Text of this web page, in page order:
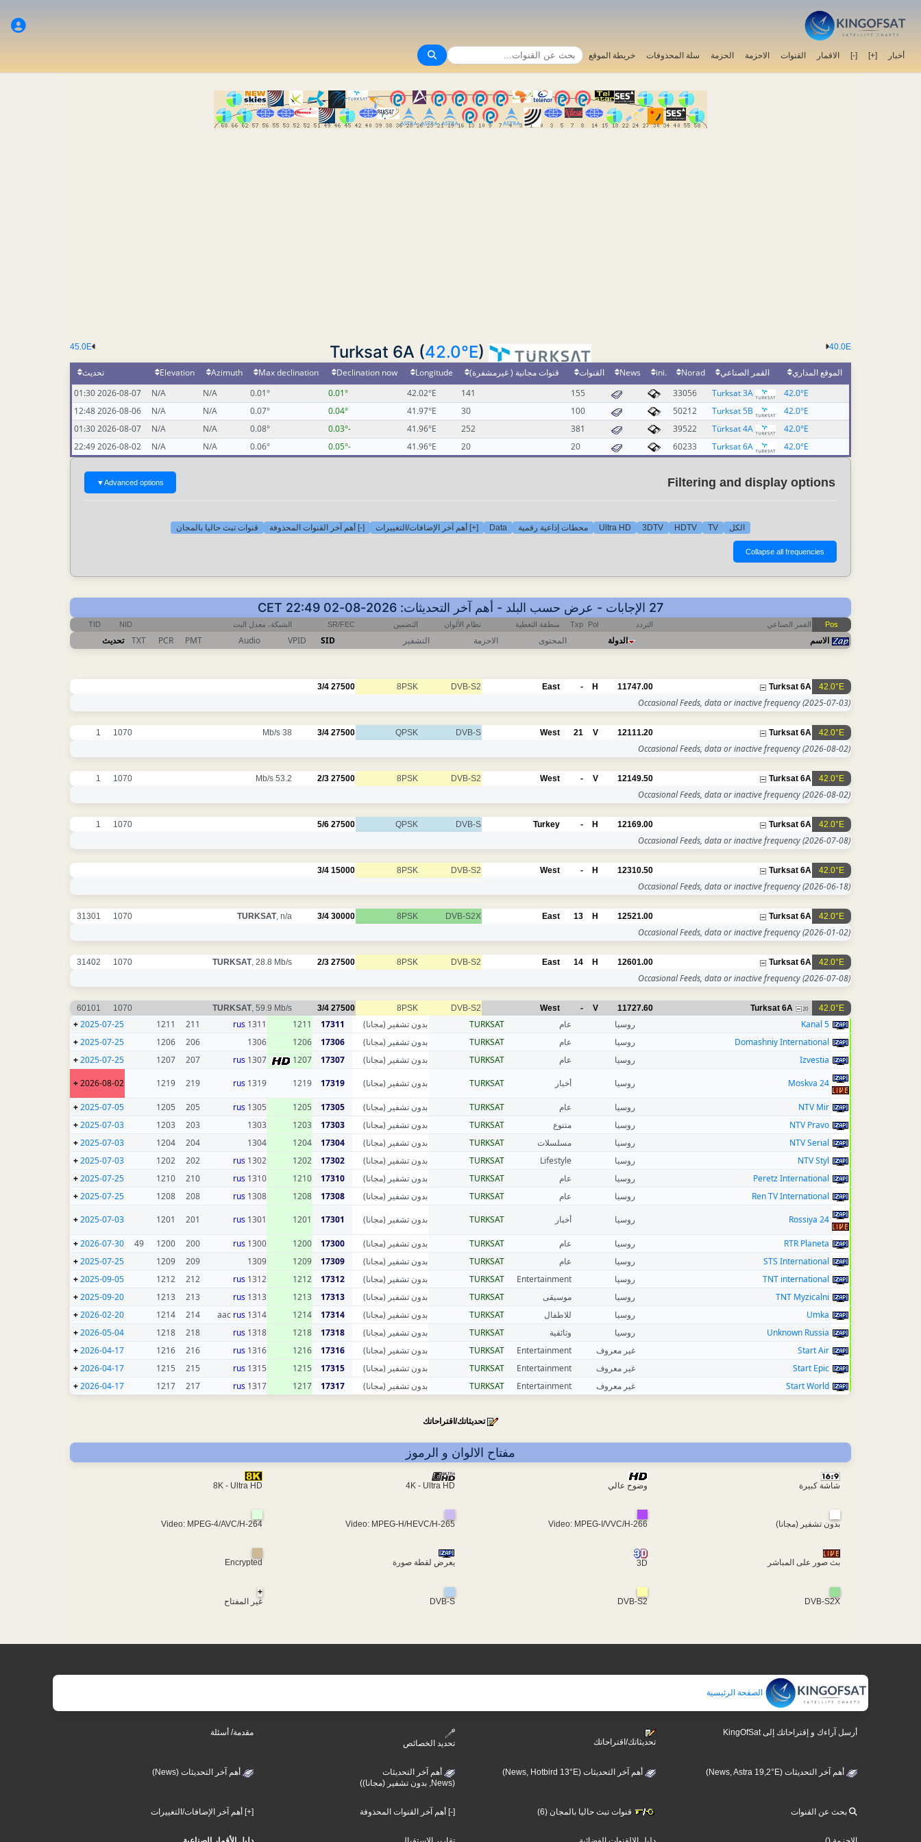
أخبار [+]
[-] الاقمار القنوات الاحزمة الحزمة سلة المحذوفات خريطة الموقع
40.0E
45.0E 42.0°E)
الموقع المداري القمر الصناعي Norad
.ini
News القنوات قنوات مجانية ( غيرمشفرة) Longitude
Declination now
Max declination
Azimuth
Elevation
تحديث
42.0°E
Turksat 3A
33056
155
141
42.02°E
0.01°
0.01°
N/A
N/A
2026-08-07 01:30
42.0°E
Turksat 5B
50212
100
30
41.97°E
0.04°
0.07°
N/A
N/A
2026-08-06 12:48
42.0°E
Türksat 4A
39522
381
252
41.96°E
-0.03°
0.08°
N/A
N/A
2026-08-07 01:30
42.0°E
Turksat 6A
60233
20
20
41.96°E
-0.05°
0.06°
N/A
N/A
2026-08-02 22:49
Filtering and display options
Advanced options
▼
الكل TV
HDTV
3DTV
Ultra HD محطات إذاعية رقمية Data [+] أهم آخر الإضافات/التغييرات [-] أهم آخر القنوات المحذوفة قنوات تبث حاليا بالمجان
27 الإجابات - عرض حسب البلد - أهم آخر التحديثات: 2026-08-02 22:49 CET
Pos القمر الصناعي التردد Pol
Txp منطقة التغطية نظام الألوان التضمين SR/FEC الشبكة، معدل البت NID
TID
الاسم الدولة المحتوى الاحزمة التشفير SID
VPID
Audio
PMT
PCR
TXT تحديث
42.0°E
Turksat 6A
11747.00
H
-
East
DVB-S2
8PSK
27500
3/4
Occasional Feeds, data or inactive frequency(2025-07-03)
42.0°E
Turksat 6A
12111.20
V
21
West
DVB-S
QPSK
27500
3/4
38 Mb/s
1070
1
Occasional Feeds, data or inactive frequency(2026-08-02)
42.0°E
Turksat 6A
12149.50
V
-
West
DVB-S2
8PSK
27500
2/3
53.2 Mb/s
1070
1
Occasional Feeds, data or inactive frequency(2026-08-02)
42.0°E
Turksat 6A
12169.00
H
-
Turkey
DVB-S
QPSK
27500
5/6
1070
1
Occasional Feeds, data or inactive frequency(2026-07-08)
42.0°E
Turksat 6A
12310.50
H
-
West
DVB-S2
8PSK
15000
3/4
Occasional Feeds, data or inactive frequency(2026-06-18)
42.0°E
Turksat 6A
12521.00
H
13
East
DVB-S2X
8PSK
30000
3/4
TURKSAT, n/a
1070
31301
Occasional Feeds, data or inactive frequency(2026-01-02)
42.0°E
Turksat 6A
12601.00
H
14
East
DVB-S2
8PSK
27500
2/3
TURKSAT, 28.8 Mb/s
1070
31402
Occasional Feeds, data or inactive frequency(2026-07-08)
42.0°E
Turksat 6A 20
11727.60
V
-
West
DVB-S2
8PSK
27500
3/4
TURKSAT, 59.9 Mb/s
1070
60101
5 Kanal روسيا عام TURKSAT بدون تشفير (مجانا) 17311
1211
1311
rus
211
1211
2025-07-25
+
Domashniy International
روسيا عام TURKSAT بدون تشفير (مجانا) 17306
1206
1306
206
1206
2025-07-25
+
Izvestia
روسيا عام TURKSAT بدون تشفير (مجانا) 17307
1207
1307
rus
207
1207
2025-07-25
+
Moskva 24
روسيا أخبار TURKSAT بدون تشفير (مجانا) 17319
1219
1319
rus
219
1219
2026-08-02
+
NTV Mir روسيا عام TURKSAT بدون تشفير (مجانا) 17305
1205
1305
rus
205
1205
2025-07-05
+
NTV Pravo
روسيا متنوع TURKSAT بدون تشفير (مجانا) 17303
1203
1303
203
1203
2025-07-03
+
NTV Serial
روسيا مسلسلات TURKSAT بدون تشفير (مجانا) 17304
1204
1304
204
1204
2025-07-03
+
NTV Styl
روسيا Lifestyle
TURKSAT بدون تشفير (مجانا) 17302
1202
1302
rus
202
1202
2025-07-03
+
Peretz International
روسيا عام TURKSAT بدون تشفير (مجانا) 17310
1210
1310
rus
210
1210
2025-07-25
+
Ren TV International
روسيا عام TURKSAT بدون تشفير (مجانا) 17308
1208
1308
rus
208
1208
2025-07-25
+
Rossiya 24
روسيا أخبار TURKSAT بدون تشفير (مجانا) 17301
1201
1301
rus
201
1201
2025-07-03
+
RTR Planeta روسيا عام TURKSAT بدون تشفير (مجانا) 17300
1200
1300
rus
200
1200
49
2026-07-30
+
STS International
روسيا عام TURKSAT بدون تشفير (مجانا) 17309
1209
1309
209
1209
2025-07-25
+
TNT international
روسيا Entertainment
TURKSAT بدون تشفير (مجانا) 17312
1212
1312
rus
212
1212
2025-09-05
+
TNT Myzicalni
روسيا موسيقى TURKSAT بدون تشفير (مجانا) 17313
1213
1313
rus
213
1213
2025-09-20
+
Umka
روسيا للاطفال TURKSAT بدون تشفير (مجانا) 17314
1214
1314 aac
rus
214
1214
2026-02-20
+
Unknown Russia
روسيا وثائقية TURKSAT بدون تشفير (مجانا) 17318
1218
1318
rus
218
1218
2026-05-04
+
Start Air
غير معروف Entertainment
TURKSAT بدون تشفير (مجانا) 17316
1216
1316
rus
216
1216
2026-04-17
+
Start Epic
غير معروف Entertainment
TURKSAT بدون تشفير (مجانا) 17315
1215
1315
rus
215
1215
2026-04-17
+
Start World
غير معروف Entertainment
TURKSAT بدون تشفير (مجانا) 17317
1217
1317
rus
217
1217
2026-04-17
+
تحديثاتك/اقتراحاتك
مفتاح الالوان و الرموز
8K - Ultra HD 4K - Ultra HD وضوح عالي شاشة كبيرة
Video: MPEG-4/AVC/H-264 Video: MPEG-H/HEVC/H-265 Video: MPEG-I/VVC/H-266 بدون تشفير (مجانا)
Encrypted يعرض لقطة صورة 3D بث صور على المباشر
+
غير المفتاح
DVB-S DVB-S2 DVB-S2X
الصفحة الرئيسية
مقدمة/ أسئلة
تحديد الخصائص
تحديثاتك/اقتراحاتك
أرسل آراءك و إقتراحاتك إلى KingOfSat
أهم آخر التحديثات (News)
أهم آخر التحديثات
(News, بدون تشفير (مجانا))
أهم آخر التحديثات (News, Hotbird 13°E) أهم آخر التحديثات (News, Astra 19,2°E)
[+] أهم آخر الإضافات/التغييرات [-] أهم آخر القنوات المحذوفة قنوات تبث حاليا بالمجان (6) بحث عن القنوات